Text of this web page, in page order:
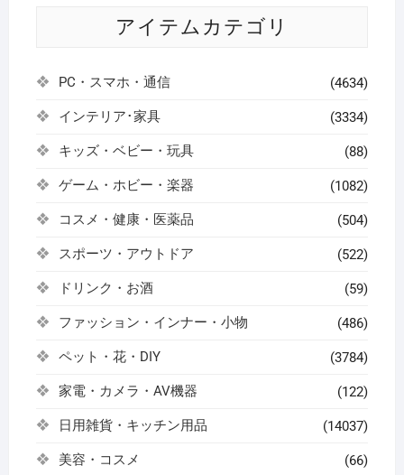
アイテムカテゴリ
PC・スマホ・通信 (4634)
インテリア･家具 (3334)
キッズ・ベビー・玩具 (88)
ゲーム・ホビー・楽器 (1082)
コスメ・健康・医薬品 (504)
スポーツ・アウトドア (522)
ドリンク・お酒 (59)
ファッション・インナー・小物 (486)
ペット・花・DIY (3784)
家電・カメラ・AV機器 (122)
日用雑貨・キッチン用品 (14037)
美容・コスメ (66)